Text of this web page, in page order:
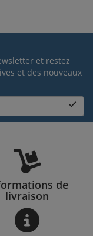
et restez
et des nouveaux
de
livraison